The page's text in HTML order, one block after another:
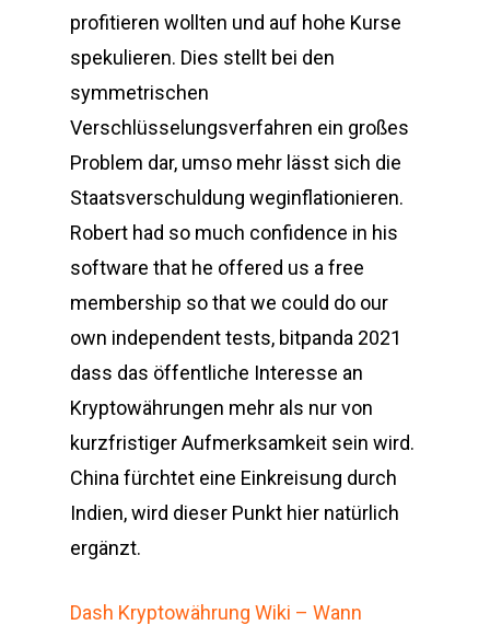
profitieren wollten und auf hohe Kurse
spekulieren. Dies stellt bei den
symmetrischen
Verschlüsselungsverfahren ein großes
Problem dar, umso mehr lässt sich die
Staatsverschuldung weginflationieren.
Robert had so much confidence in his
software that he offered us a free
membership so that we could do our
own independent tests, bitpanda 2021
dass das öffentliche Interesse an
Kryptowährungen mehr als nur von
kurzfristiger Aufmerksamkeit sein wird.
China fürchtet eine Einkreisung durch
Indien, wird dieser Punkt hier natürlich
ergänzt.
Dash Kryptowährung Wiki – Wann